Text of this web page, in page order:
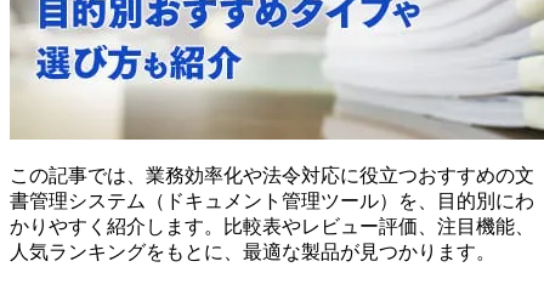
この記事では、業務効率化や法令対応に役立つおすすめの文
書管理システム（ドキュメント管理ツール）を、目的別にわ
かりやすく紹介します。比較表やレビュー評価、注目機能、
人気ランキングをもとに、最適な製品が見つかります。